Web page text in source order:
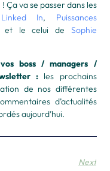
Ça va se passer dans les
Linked In, Puissances
et le celui de Sophie
boss / managers /
: les prochains
de nos différentes
d’actualités
aujourd’hui.
Next